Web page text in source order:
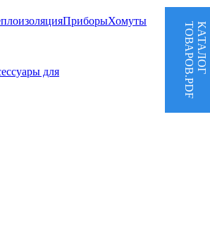
ПриборыХомуты
для
КАТАЛОГ
ТОВАРОВ.PDF